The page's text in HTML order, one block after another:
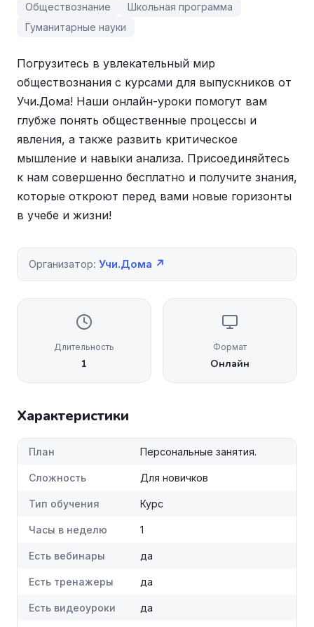
Обществознание
Школьная программа
Гуманитарные науки
Погрузитесь в увлекательный мир
обществознания с курсами для выпускников от
Учи.Дома! Наши онлайн-уроки помогут вам
глубже понять общественные процессы и
явления, а также развить критическое
мышление и навыки анализа. Присоединяйтесь
к нам совершенно бесплатно и получите знания,
которые откроют перед вами новые горизонты
в учебе и жизни!
Организатор: Учи.Дома ↗
Длительность
1
Формат
Онлайн
Характеристики
План Персональные занятия.
Сложность Для новичков
Тип обучения Курс
Часы в неделю 1
Есть вебинары да
Есть тренажеры да
Есть видеоуроки да